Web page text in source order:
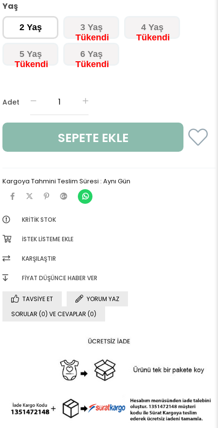
Yaş
2 Yaş 3 Yaş 4 Yaş
5 Yaş 6 Yaş
Adet
Kargoya Tahmini Teslim Süresi : Aynı Gün
KRITIK STOK
İSTEK LISTEME EKLE
KARŞILAŞTIR
FIYAT DÜŞÜNCE HABER VER
TAVSIYE ET
YORUM YAZ
SORULAR (0) VE CEVAPLAR (0)